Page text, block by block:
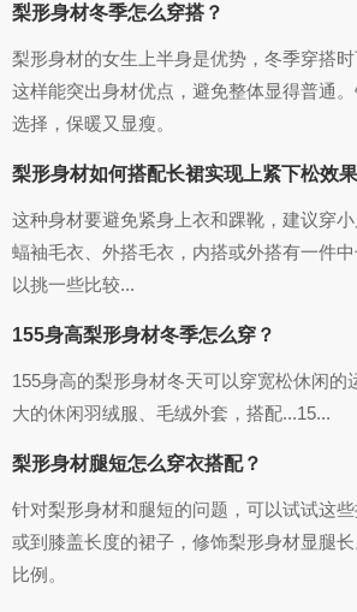
梨形身材冬季怎么穿搭？
梨形身材的女生上半身是优势，冬季穿搭时
这样能突出身材优点，避免整体显得普通
选择，保暖又显瘦。
梨形身材如何搭配长裙实现上紧下松效
这种身材要避免紧身上衣和踝靴，建议穿
蝠袖毛衣、外搭毛衣，内搭或外搭有一件
以挑一些比较...
155身高梨形身材冬季怎么穿？
155身高的梨形身材冬天可以穿宽松休闲的
大的休闲羽绒服、毛绒外套，搭配...15...
梨形身材腿短怎么穿衣搭配？
针对梨形身材和腿短的问题，可以试试这
或到膝盖长度的裙子，修饰梨形身材显腿
比例。